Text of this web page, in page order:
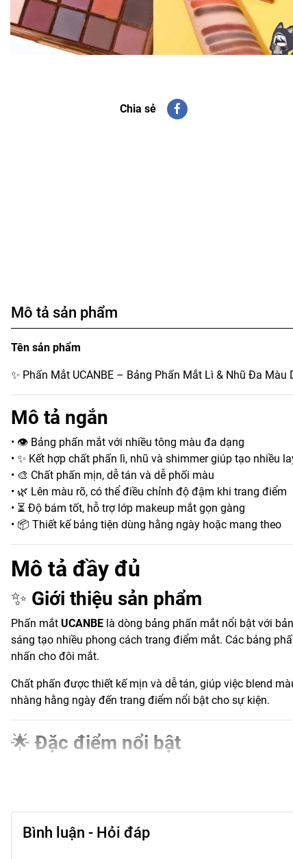
Chia sẻ
Mô tả sản phẩm
Tên sản phẩm
✨ Phấn Mắt UCANBE – Bảng Phấn Mắt Lì & Nhũ Đa Màu
Mô tả ngắn
• 👁️ Bảng phấn mắt với nhiều tông màu đa dạng
• ✨ Kết hợp chất phấn lì, nhũ và shimmer giúp tạo nhiều
• 🎨 Chất phấn mịn, dễ tán và dễ phối màu
• 🌿 Lên màu rõ, có thể điều chỉnh độ đậm khi trang điểm
• ⏳ Độ bám tốt, hỗ trợ lớp makeup mắt gọn gàng
• 📦 Thiết kế bảng tiện dùng hằng ngày hoặc mang theo
Mô tả đầy đủ
✨ Giới thiệu sản phẩm
Phấn mắt UCANBE là dòng bảng phấn mắt nổi bật với
sáng tạo nhiều phong cách trang điểm mắt. Các bảng
nhấn cho đôi mắt.
Chất phấn được thiết kế mịn và dễ tán, giúp việc blend
nhàng hằng ngày đến trang điểm nổi bật cho sự kiện.
🌟Đặc điểm nổi bật
• Lên màu rõ và dễ điều chỉnh độ đậm.
• Thiết kế bảng tiện sử dụng và mang theo.
Bình luận - Hỏi đáp